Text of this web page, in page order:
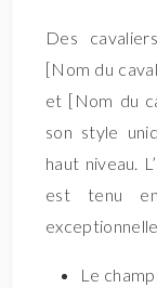
Des
[Nom du
et [Nom du
son style
haut niveau.
est tenu
Le